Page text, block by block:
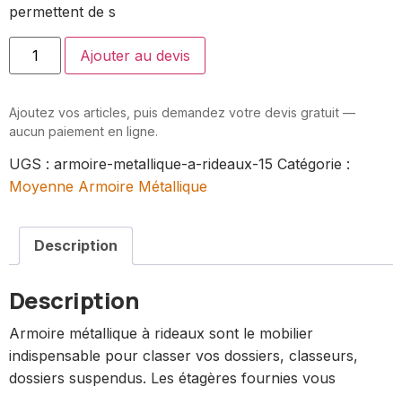
permettent de s
Ajouter au devis
Ajoutez vos articles, puis demandez votre devis gratuit —
aucun paiement en ligne.
UGS : armoire-metallique-a-rideaux-15 Catégorie :
Moyenne Armoire Métallique
Description
Description
Armoire métallique à rideaux sont le mobilier
indispensable pour classer vos dossiers, classeurs,
dossiers suspendus. Les étagères fournies vous